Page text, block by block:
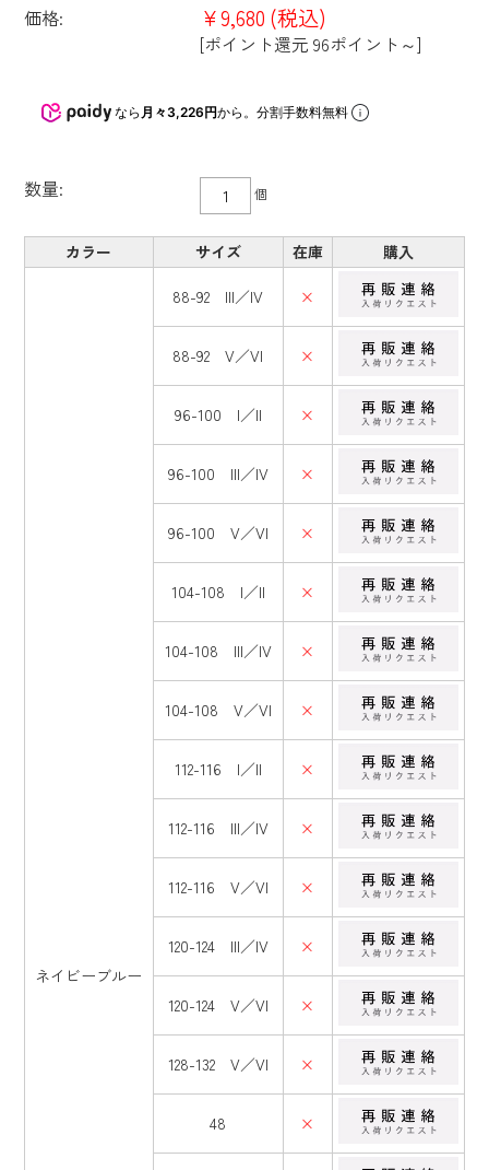
価格: ¥9,680 (税込)
[ポイント還元 96ポイント～]
なら 月々3,226円から。分割手数料無料
数量: 個
カラー サイズ 在庫 購入
ネイビーブルー
88-92 III／IV ×
88-92 V／VI ×
96-100 I／II ×
96-100 III／IV ×
96-100 V／VI ×
104-108 I／II ×
104-108 III／IV ×
104-108 V／VI ×
112-116 I／II ×
112-116 III／IV ×
112-116 V／VI ×
120-124 III／IV ×
120-124 V／VI ×
128-132 V／VI ×
48 ×